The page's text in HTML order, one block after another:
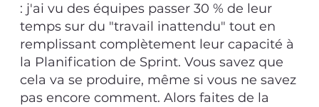
: j'ai vu des équipes passer 30 % de leur
temps sur du "travail inattendu" tout en
remplissant complètement leur capacité à
la Planification de Sprint. Vous savez que
cela va se produire, même si vous ne savez
pas encore comment. Alors faites de la